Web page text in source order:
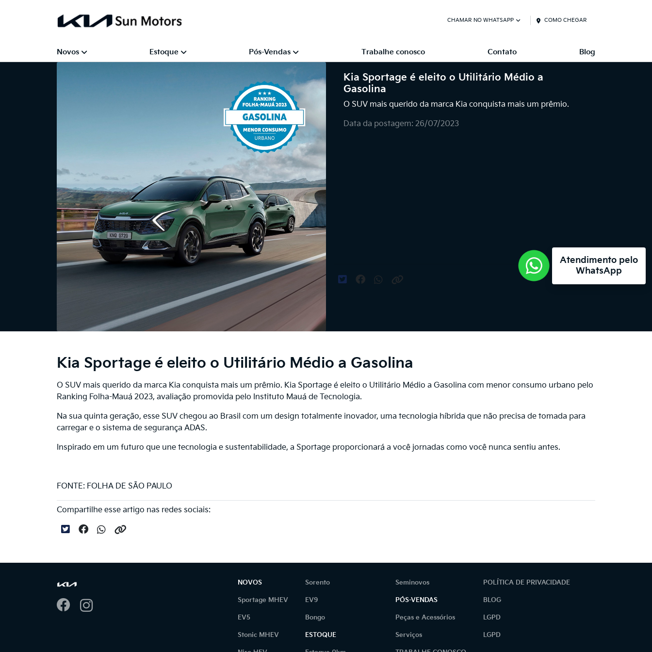
CHAMAR NO WHATSAPP COMO CHEGAR
Novos Estoque Pós-Vendas Trabalhe conosco Contato Blog
Kia Sportage é eleito o Utilitário Médio a
Gasolina
O SUV mais querido da marca Kia conquista mais um prêmio.
Data da postagem: 26/07/2023
Kia Sportage é eleito o Utilitário Médio a Gasolina
O SUV mais querido da marca Kia conquista mais um prêmio. Kia Sportage é eleito o Utilitário Médio a Gasolina com menor consumo urbano pelo
Ranking Folha-Mauá 2023, avaliação promovida pelo Instituto Mauá de Tecnologia.
Na sua quinta geração, esse SUV chegou ao Brasil com um design totalmente inovador, uma tecnologia híbrida que não precisa de tomada para
carregar e o sistema de segurança ADAS.
Inspirado em um futuro que une tecnologia e sustentabilidade, a Sportage proporcionará a você jornadas como você nunca sentiu antes.
FONTE: FOLHA DE SÃO PAULO
Compartilhe esse artigo nas redes sociais:
NOVOS
Sportage MHEV
EV5
Stonic MHEV
Sorento
EV9
Bongo
ESTOQUE
Seminovos
PÓS-VENDAS
Peças e Acessórios
Serviços
POLÍTICA DE PRIVACIDADE
BLOG
LGPD
LGPD
Atendimento pelo
WhatsApp